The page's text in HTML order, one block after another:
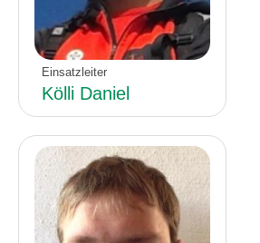
Einsatzleiter
Kölli Daniel